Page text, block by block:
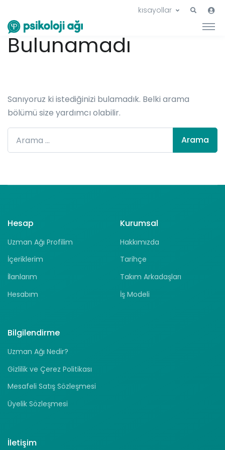
kısayollar
Hiçbir Şey
Bulunamadı
Sanıyoruz ki istediğinizi bulamadık. Belki arama
bölümü size yardımcı olabilir.
Arama:
Hesap
Uzman Ağı Profilim
İçeriklerim
İlanlarım
Hesabım
Kurumsal
Hakkımızda
Tarihçe
Takım Arkadaşları
İş Modeli
Bilgilendirme
Uzman Ağı Nedir?
Gizlilik ve Çerez Politikası
Mesafeli Satış Sözleşmesi
Üyelik Sözleşmesi
İletişim